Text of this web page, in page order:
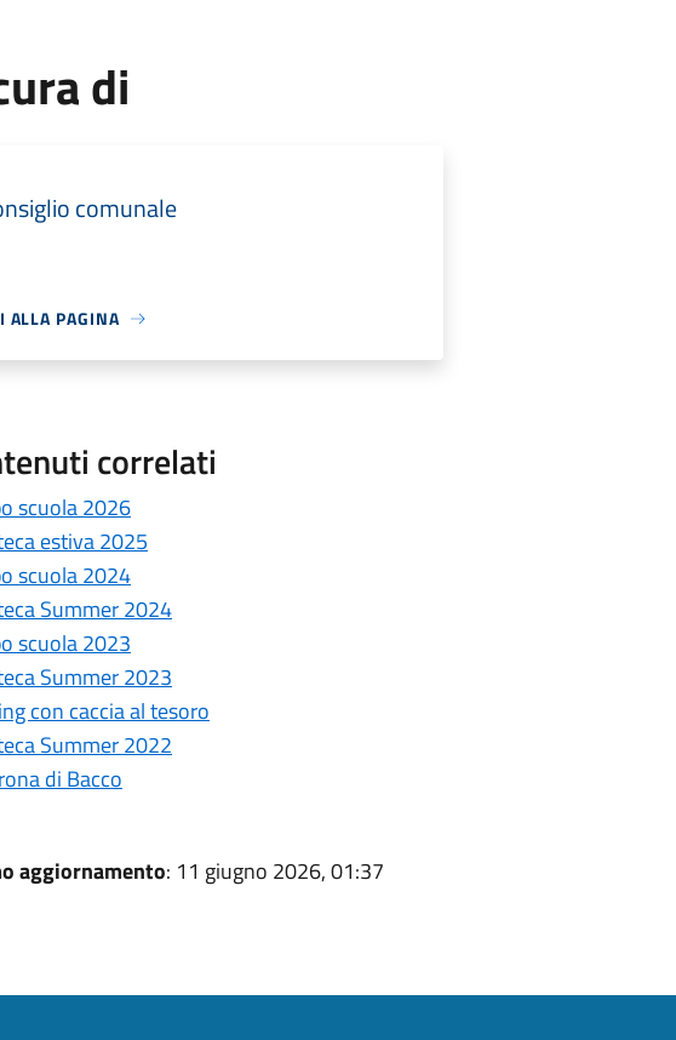
di
comunale
ALLA PAGINA
correlati
scuola 2026
estiva 2025
scuola 2024
Summer 2024
scuola 2023
Summer 2023
con caccia al tesoro
Summer 2022
di Bacco
aggiornamento: 11 giugno 2026, 01:37